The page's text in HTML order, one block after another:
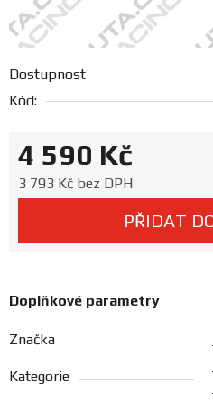
Doprava
Blog
a
katalogy
Dostupnost
Kód:
4 590 Kč
3 793 Kč bez DPH
PŘIDAT
Doplňkové parametry
Značka
Kategorie